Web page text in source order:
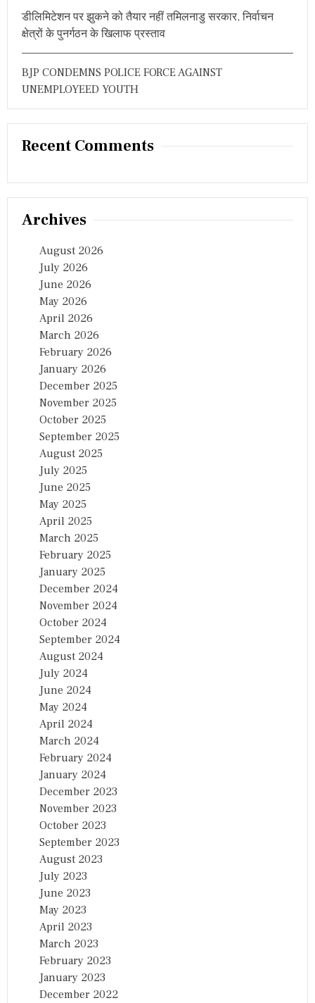
डीलिमिटेशन पर झुकने को तैयार नहीं तमिलनाडु सरकार, निर्वाचन
क्षेत्रों के पुनर्गठन के खिलाफ प्रस्ताव
BJP CONDEMNS POLICE FORCE AGAINST
UNEMPLOYEED YOUTH
Recent Comments
Archives
August 2026
July 2026
June 2026
May 2026
April 2026
March 2026
February 2026
January 2026
December 2025
November 2025
October 2025
September 2025
August 2025
July 2025
June 2025
May 2025
April 2025
March 2025
February 2025
January 2025
December 2024
November 2024
October 2024
September 2024
August 2024
July 2024
June 2024
May 2024
April 2024
March 2024
February 2024
January 2024
December 2023
November 2023
October 2023
September 2023
August 2023
July 2023
June 2023
May 2023
April 2023
March 2023
February 2023
January 2023
December 2022